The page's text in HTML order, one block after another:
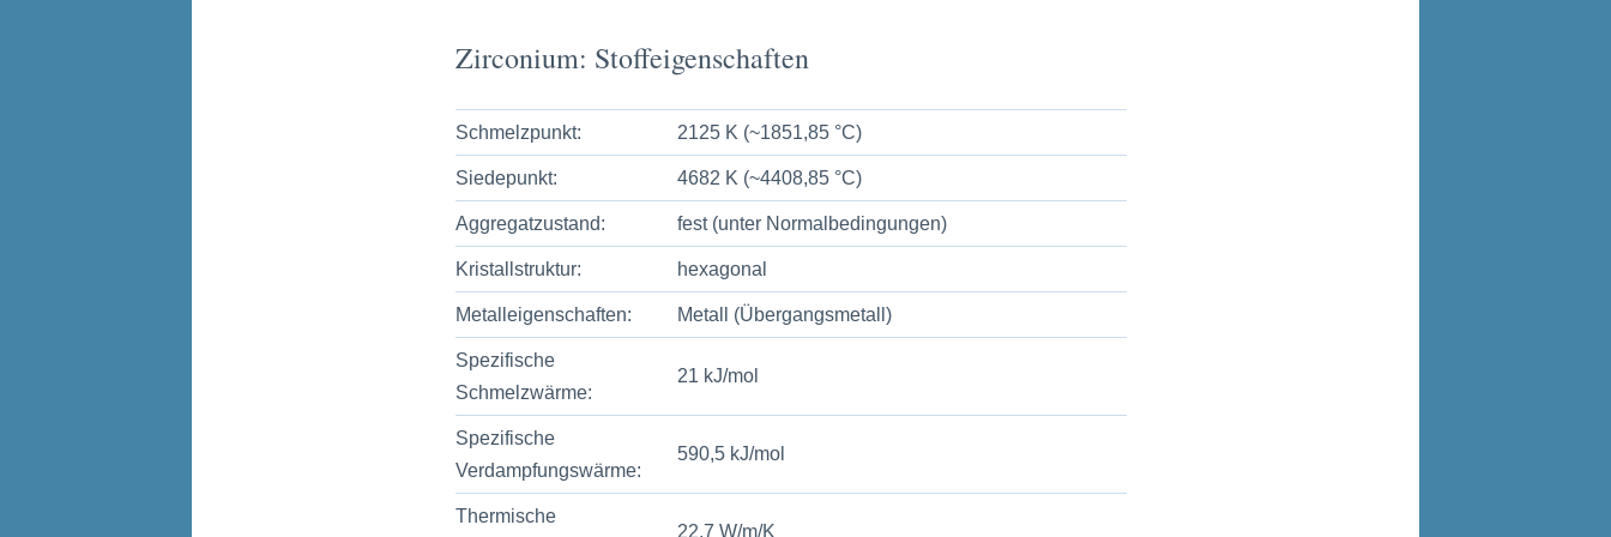
Zirconium: Stoffeigenschaften
Schmelzpunkt: 2125 K (~1851,85 °C)
Siedepunkt: 4682 K (~4408,85 °C)
Aggregatzustand: fest (unter Normalbedingungen)
Kristallstruktur: hexagonal
Metalleigenschaften: Metall (Übergangsmetall)
Spezifische
Schmelzwärme:
21 kJ/mol
Spezifische
Verdampfungswärme:
590,5 kJ/mol
Thermische
22,7 W/m/K